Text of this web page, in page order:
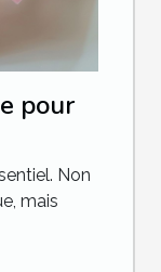
pour
Non
mais